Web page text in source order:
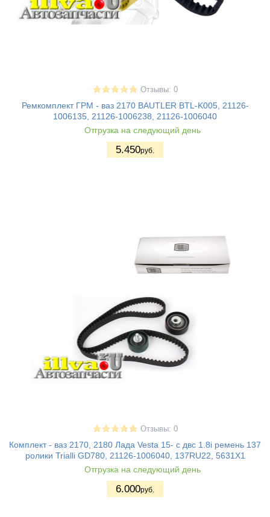
Отзывы: 0
Ремкомплект ГРМ - ваз 2170 BAUTLER BTL-K005, 21126-
1006135, 21126-1006238, 21126-1006040
Отгрузка на следующий день
5.450руб.
Отзывы: 0
Комплект - ваз 2170, 2180 Лада Vesta 15- с двс 1.8i ремень 137
ролики Trialli GD780, 21126-1006040, 137RU22, 5631X1
Отгрузка на следующий день
6.000руб.